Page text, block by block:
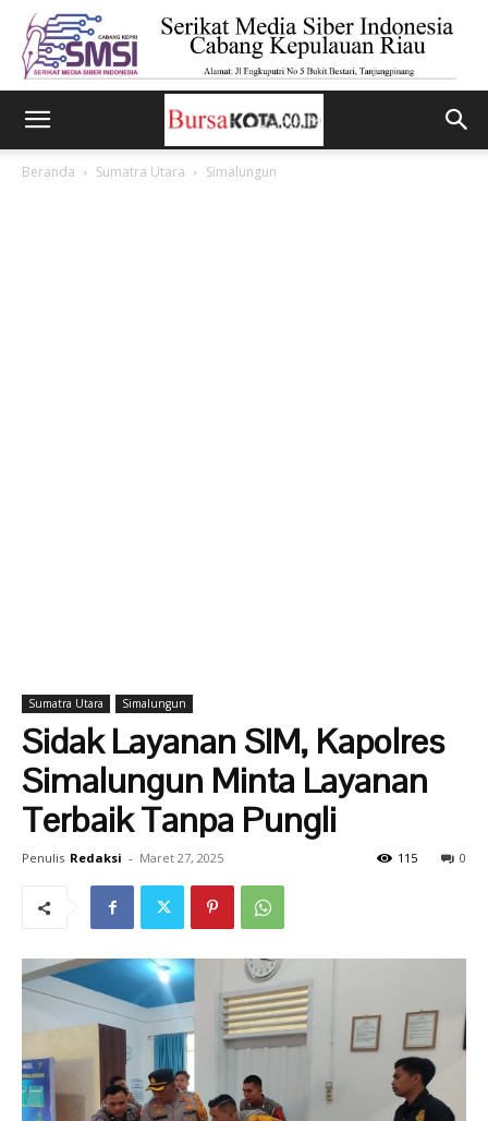
Beranda Sumatra Utara Simalungun
Sumatra Utara Simalungun
Sidak Layanan SIM, Kapolres
Simalungun Minta Layanan
Terbaik Tanpa Pungli
Penulis Redaksi - Maret 27, 2025 0
115